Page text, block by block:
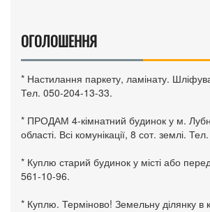
ОГОЛОШЕННЯ
* Настилання паркету, ламінату.
Тел. 050-204-13-33.
* ПРОДАМ 4-кімнатний будинок у м.
області. Всі комунікації, 8 сот. землі.
* Куплю старий будинок у місті або
561-10-96.
* Куплю. Терміново! Земельну ділянку в